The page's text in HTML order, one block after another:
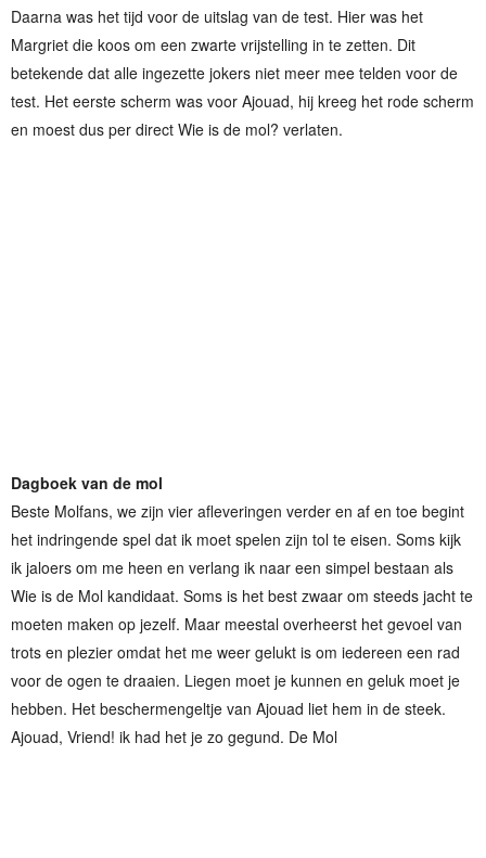
Daarna was het tijd voor de uitslag van de test. Hier was het
Margriet die koos om een zwarte vrijstelling in te zetten. Dit
betekende dat alle ingezette jokers niet meer mee telden voor de
test. Het eerste scherm was voor Ajouad, hij kreeg het rode scherm
en moest dus per direct Wie is de mol? verlaten.
Dagboek van de mol
Beste Molfans, we zijn vier afleveringen verder en af en toe begint
het indringende spel dat ik moet spelen zijn tol te eisen. Soms kijk
ik jaloers om me heen en verlang ik naar een simpel bestaan als
Wie is de Mol kandidaat. Soms is het best zwaar om steeds jacht te
moeten maken op jezelf. Maar meestal overheerst het gevoel van
trots en plezier omdat het me weer gelukt is om iedereen een rad
voor de ogen te draaien. Liegen moet je kunnen en geluk moet je
hebben. Het beschermengeltje van Ajouad liet hem in de steek.
Ajouad, Vriend! ik had het je zo gegund. De Mol